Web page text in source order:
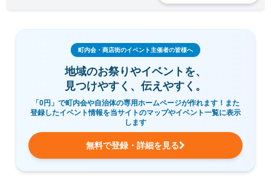
町内会・商店街のイベント主催者の皆様へ
地域のお祭りやイベントを、
見つけやすく、伝えやすく。
「0円」で町内会や自治体の専用ホームページが作れます！また
登録したイベント情報を当サイトのマップやイベント一覧に表示
します
無料で登録・詳細を見る